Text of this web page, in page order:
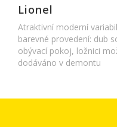
Lionel
Atraktivní moderní
barevné provedení: dub
obývací pokoj, ložnici
dodáváno v demontu